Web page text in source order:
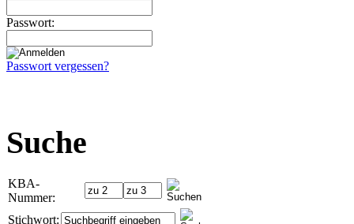
Passwort:
Passwort vergessen?
Suche
KBA-
Nummer:
Stichwort: